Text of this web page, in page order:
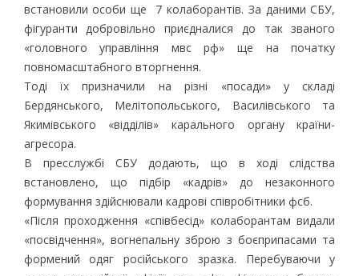
встановили особи ще 7 колаборантів. За даними СБУ,
фігуранти добровільно приєдналися до так званого
«головного управління мвс рф» ще на початку
повномасштабного вторгнення.
Тоді їх призначили на різні «посади» у складі
Бердянського, Мелітопольського, Василівського та
Якимівського «відділів» карального органу країни-
агресора.
В пресслужбі СБУ додають, що в ході слідства
встановлено, що підбір «кадрів» до незаконного
формування здійснювали кадрові співробітники фсб.
«Після проходження «співбесід» колаборантам видали
«посвідчення», вогнепальну зброю з боєприпасами та
формений одяг російського зразка. Перебуваючи у